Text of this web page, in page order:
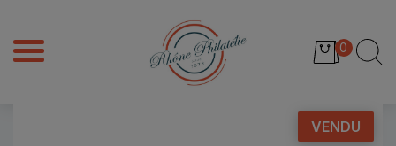
0
VENDU